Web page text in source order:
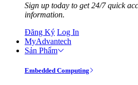
Sign up today to get 24/7 quick
information.
Đăng Ký Log In
MyAdvantech
Sản Phẩm
Embedded Computing